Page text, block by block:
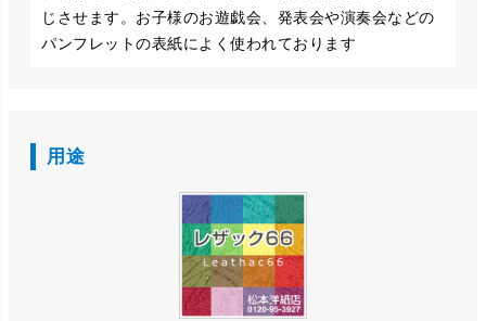
じさせます。お子様のお遊戯会、発表会や演奏会などの
パンフレットの表紙によく使われております
用途